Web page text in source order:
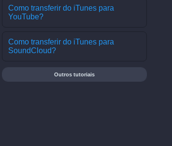
Como transferir do iTunes para
YouTube?
Como transferir do iTunes para
SoundCloud?
Outros tutoriais